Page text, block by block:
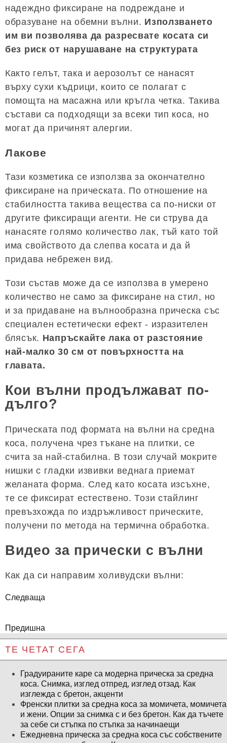
надеждно фиксиране на подреждане и
образуване на обемни вълни. Използването
им ви позволява да разресвате косата си
без риск от нарушаване на структурата
Както гелът, така и аерозолът се нанасят
върху сухи къдрици, които се полагат с
помощта на масажна или кръгла четка. Такива
състави са подходящи за всеки тип коса, но
могат да причинят алергии.
Лакове
Тази козметика се използва за окончателно
фиксиране на прическата. По отношение на
стабилността такива вещества са по-ниски от
другите фиксиращи агенти. Не си струва да
нанасяте голямо количество лак, тъй като той
има свойството да слепва косата и да й
придава небрежен вид.
Този състав може да се използва в умерено
количество не само за фиксиране на стил, но
и за придаване на вълнообразна прическа със
специален естетически ефект - изразителен
блясък. Напръскайте лака от разстояние
най-малко 30 см от повърхността на
главата.
Кои вълни продължават по-
дълго?
Прическата под формата на вълни на средна
коса, получена чрез тъкане на плитки, се
счита за най-стабилна. В този случай мокрите
нишки с гладки извивки веднага приемат
желаната форма. След като косата изсъхне,
те се фиксират естествено. Този стайлинг
превъзхожда по издръжливост прическите,
получени по метода на термична обработка.
Видео за прически с вълни
Как да си направим холивудски вълни:
Следваща
Предишна
ТЕ ЧЕТАТ СЕГА
Градуираните каре са модерна прическа за средна
коса. Снимка, изглед отпред, изглед отзад. Как
изглежда с бретон, акценти
Френски плитки за средна коса за момичета, момичета
и жени. Опции за снимка с и без бретон. Как да тъчете
за себе си стъпка по стъпка за начинаещи
Ежедневна прическа за средна коса със собствените